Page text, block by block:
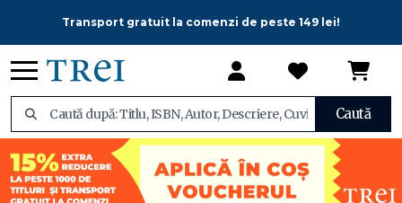
Transport gratuit la comenzi de peste 149 lei!
Caută